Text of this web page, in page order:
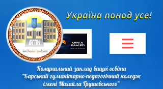
Комунальний заклад вищої освіти
"Барський гуманітарно-педагогічний коледж
імені Михайла Грушевського"